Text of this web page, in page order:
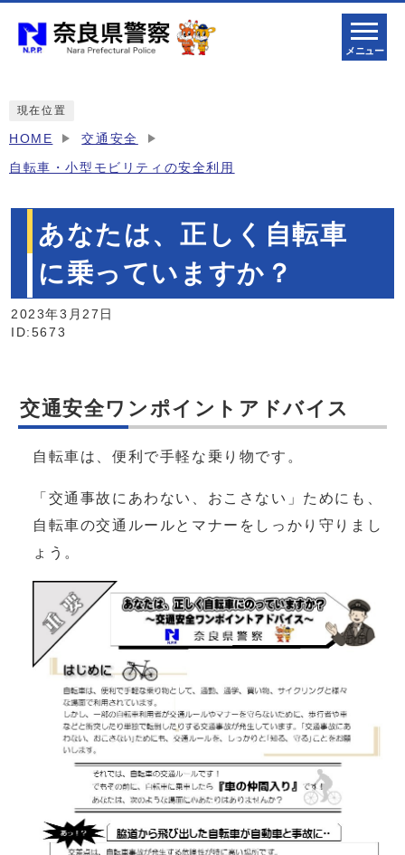
メニュー
現在位置
HOME 交通安全
自転車・小型モビリティの安全利用
あなたは、正しく自転車
に乗っていますか？
2023年3月27日
ID:5673
交通安全ワンポイントアドバイス
自転車は、便利で手軽な乗り物です。
「交通事故にあわない、おこさない」ためにも、
自転車の交通ルールとマナーをしっかり守りまし
ょう。